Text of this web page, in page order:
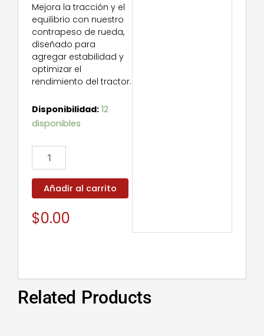
Mejora la tracción y el
equilibrio con nuestro
contrapeso de rueda,
diseñado para
agregar estabilidad y
optimizar el
rendimiento del tractor.
Disponibilidad: 12
disponibles
Wheel
Weight
cantidad
Añadir al carrito
$0.00
Related Products